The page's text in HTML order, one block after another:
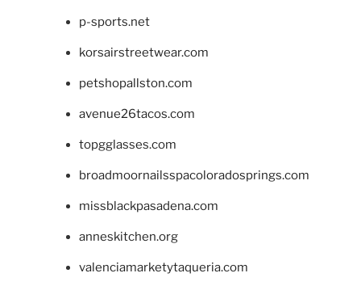
p-sports.net
korsairstreetwear.com
petshopallston.com
avenue26tacos.com
topgglasses.com
broadmoornailsspacoloradosprings.com
missblackpasadena.com
anneskitchen.org
valenciamarketytaqueria.com